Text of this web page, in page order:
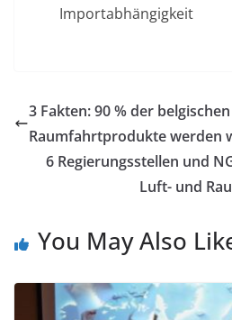
Importabhängigkeit
3 Fakten: 90 % der
Raumfahrtprodukte werden
6 Regierungsstellen und
Luft- und
You May Also